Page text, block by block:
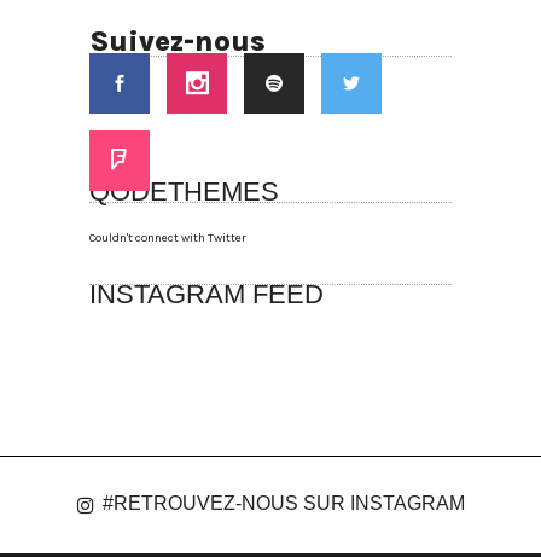
Suivez-nous
QODETHEMES
Couldn't connect with Twitter
INSTAGRAM FEED
#RETROUVEZ-NOUS SUR INSTAGRAM